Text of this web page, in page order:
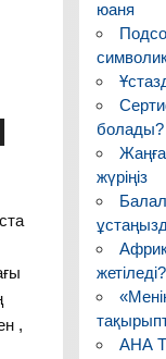
,
юаня
болады?
жүріңіз
жетіледі?
АНА